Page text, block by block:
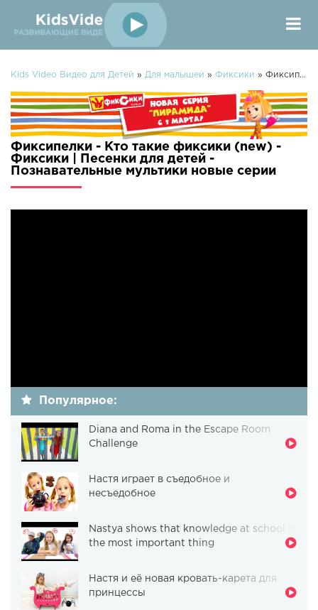
Kids Video Видео для Детей » Для малышей » Фиксики » Фиксипелки - Кто такие фиксики (new) - Фиксики | Песенки для детей - Познавательные мультики
Фиксипелки - Кто такие фиксики (new) -
Фиксики | Песенки для детей -
Познавательные мультики новые серии
Популярное:
Diana and Roma in the Escape Room
Challenge
Настя играет в съедобное и
несъедобное
Nastya shows that knowledge at school is
the most important thing
Настя и её новая кровать-карета для
принцессы